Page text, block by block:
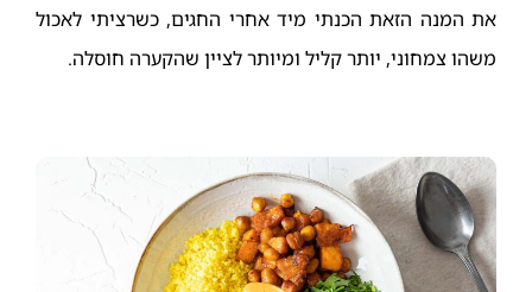
את המנה הזאת הכנתי מיד אחרי החגים, כשרציתי לאכול
משהו צמחוני, יותר קליל ומיותר לציין שהקערה חוסלה.